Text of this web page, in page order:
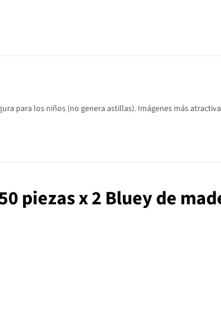
para los niños (no genera astillas). Imágenes más
piezas x 2 Bluey de